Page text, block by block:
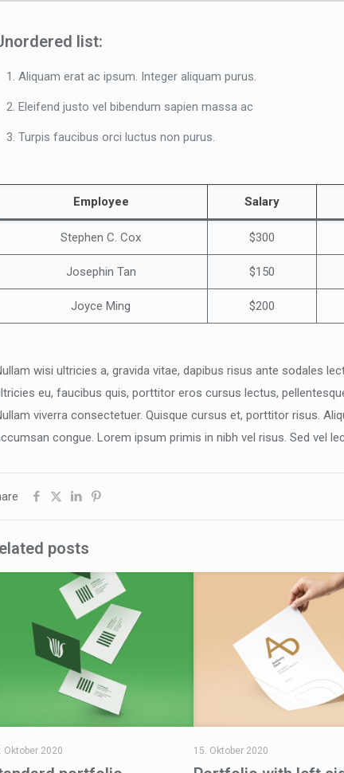
list:
Aliquam erat ac ipsum. Integer aliquam purus.
Eleifend justo vel bibendum sapien massa ac
Turpis faucibus orci luctus non purus.
Employee Salary
Stephen C. Cox $300
Josephin Tan $150
Joyce Ming $200
wisi ultricies a, gravida vitae, dapibus risus ante sodales
eu, faucibus quis, porttitor eros cursus lectus,
viverra consectetuer. Quisque cursus et, porttitor risus.
congue. Lorem ipsum primis in nibh vel risus. Sed vel
posts
Oktober 2020 15. Oktober 2020